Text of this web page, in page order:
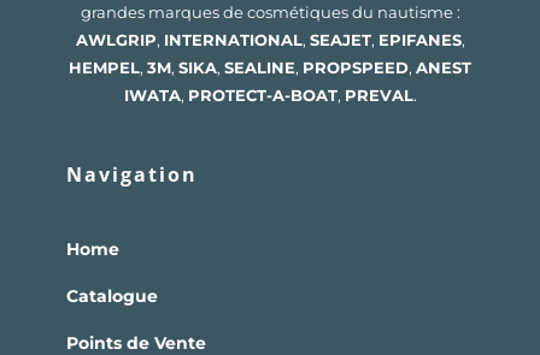
grandes marques de cosmétiques du nautisme :
AWLGRIP, INTERNATIONAL, SEAJET, EPIFANES,
HEMPEL, 3M, SIKA, SEALINE, PROPSPEED, ANEST
IWATA, PROTECT-A-BOAT, PREVAL.
Navigation
Home
Catalogue
Points de Vente